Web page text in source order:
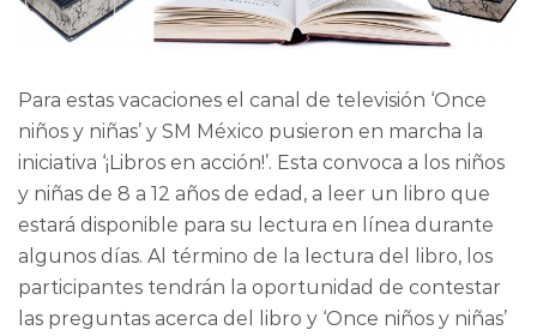
Para estas vacaciones el canal de televisión ‘Once
niños y niñas’ y SM México pusieron en marcha la
iniciativa ‘¡Libros en acción!’. Esta convoca a los niños
y niñas de 8 a 12 años de edad, a leer un libro que
estará disponible para su lectura en línea durante
algunos días. Al término de la lectura del libro, los
participantes tendrán la oportunidad de contestar
las preguntas acerca del libro y ‘Once niños y niñas’